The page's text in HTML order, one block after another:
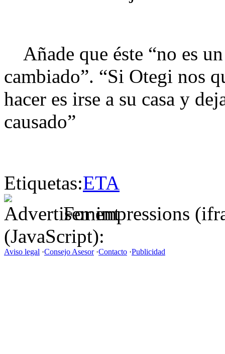
Añade que éste “no es
cambiado”. “Si Otegi nos
hacer es irse a su casa y
causado”
Etiquetas:ETA
For impressions
(JavaScript):
Aviso legal ·Consejo Asesor·Contacto ·Publicidad